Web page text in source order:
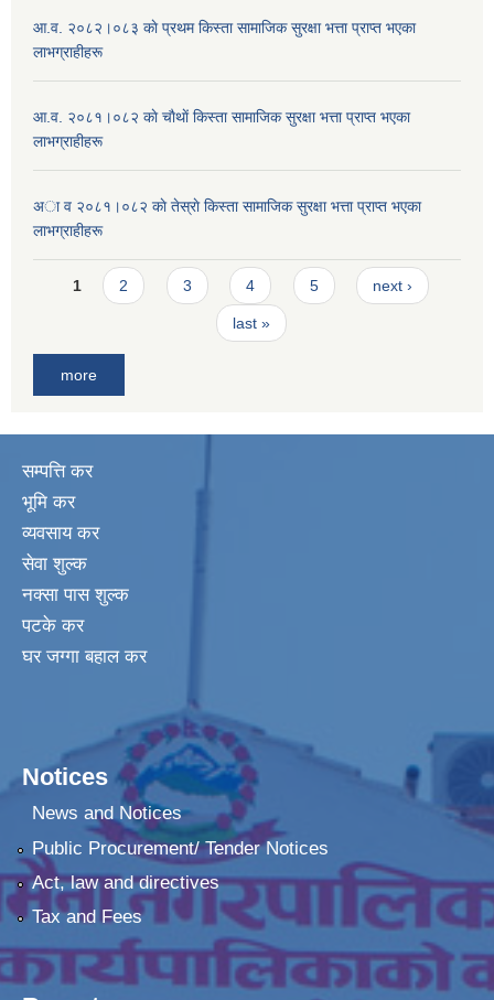
आ.व. २०८२।०८३ काे प्रथम किस्ता सामाजिक सुरक्षा भत्ता प्राप्त भएका
लाभग्राहीहरू
आ.व. २०८१।०८२ काे चाैथाें किस्ता सामाजिक सुरक्षा भत्ता प्राप्त भएका
लाभग्राहीहरू
अा व २०८१।०८२ काे तेस्राे किस्ता सामाजिक सुरक्षा भत्ता प्राप्त भएका
लाभग्राहीहरू
Pages
1 2 3 4 5 next ›
last »
more
सम्पत्ति कर
भूमि कर
व्यवसाय कर
सेवा शुल्क
नक्सा पास शुल्क
पटके कर
घर जग्गा बहाल कर
Notices
News and Notices
Public Procurement/ Tender Notices
Act, law and directives
Tax and Fees